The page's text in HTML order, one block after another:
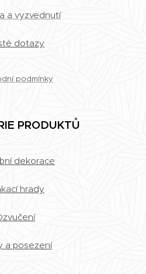
a vyzvednutí
dotazy
podmínky
PRODUKTŮ
dekorace
hrady
a posezení